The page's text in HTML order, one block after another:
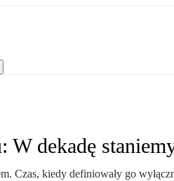
dekadę
Czas, kiedy definiowały go